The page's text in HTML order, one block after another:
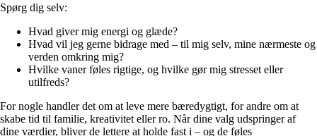
Spørg dig selv:
Hvad giver mig energi og glæde?
Hvad vil jeg gerne bidrage med – til mig selv, mine nærmeste og
verden omkring mig?
Hvilke vaner føles rigtige, og hvilke gør mig stresset eller
utilfreds?
For nogle handler det om at leve mere bæredygtigt, for andre om at
skabe tid til familie, kreativitet eller ro. Når dine valg udspringer af
dine værdier, bliver de lettere at holde fast i – og de føles